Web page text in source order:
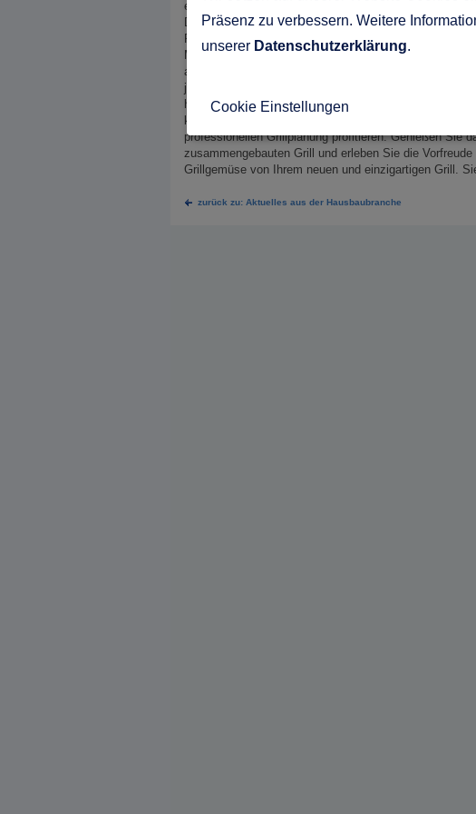
einen finden Sie ein enormes Angebot an billigen
Diese Geräte sind allerdings nicht für den
Regel halten solche Geräte maximal eine Saison
Marken und Hersteller. Diese bieten zwar eine enorm
allerdings bereits in jedem zweiten Garten vertreten.
jeder Nachbar sein Eigen nennt, so ist der Selberbau
hochwertige Materialien verlassen können und somit
kann. So können Sie sich auf Ihre eigene Konstruktion
professionellen Grillplanung profitieren. Genießen Sie
zusammengebauten Grill und erleben Sie die
Grillgemüse von Ihrem neuen und einzigartigen Grill.
zurück zu: Aktuelles aus der Hausbaubranche
Präsenz zu verbessern. Weitere
unserer Datenschutzerklärung.
Cookie Einstellungen